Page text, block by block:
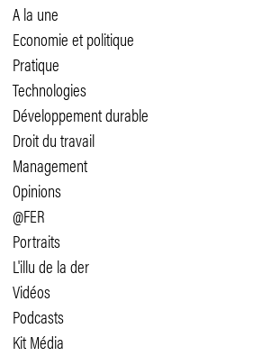
A la une
Economie et politique
Pratique
Technologies
Développement durable
Droit du travail
Management
Opinions
@FER
Portraits
L'illu de la der
Vidéos
Podcasts
Kit Média